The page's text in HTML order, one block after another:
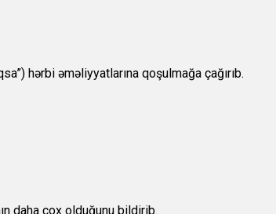
hərbi əməliyyatlarına qoşulmağa çağırıb.
daha çox olduğunu bildirib.